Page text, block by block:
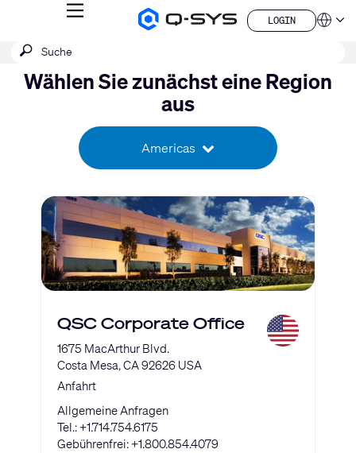
Q-
Homepage
MENÜ
LOGIN
LOGIN
QSYS.com (English)
India (English)
Deutsch
Suche
SUCHE
Wählen Sie zunächst eine Region
aus
Americas
QSC Corporate Office
1675 MacArthur Blvd.
Costa Mesa, CA 92626 USA
Anfahrt
Allgemeine Anfragen
Tel.:+1.714.754.6175
Gebührenfrei:+1.800.854.4079